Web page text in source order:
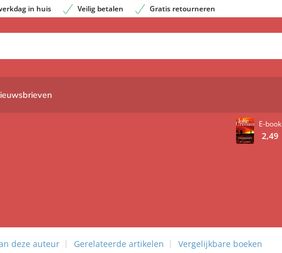
in huis Veilig betalen Gratis retourneren
E-book
2,49
deze auteur Gerelateerde artikelen Vergelijkbare boeken